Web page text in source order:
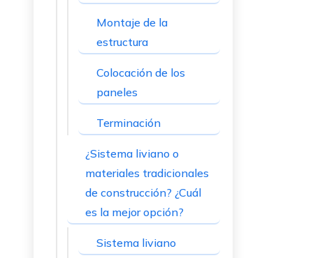
Montaje de la
estructura
Colocación de los
paneles
Terminación
¿Sistema liviano o
materiales tradicionales
de construcción? ¿Cuál
es la mejor opción?
Sistema liviano